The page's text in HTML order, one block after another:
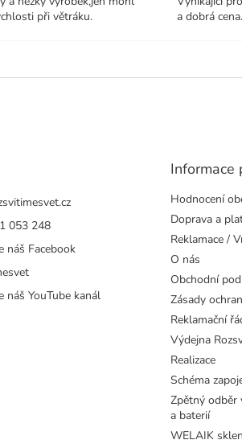
při větráku.
a dobrá cena.
053 248
náš Facebook
náš YouTube kanál
Informace
Hodnocení
Doprava a
Reklamace /
O nás
Obchodní
Zásady
Reklamační
Výdejna
Realizace
Schéma
Zpětný odběr
a baterií
WELAIK